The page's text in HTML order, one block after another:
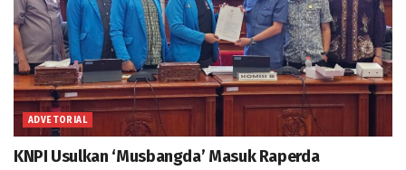
ADVETORIAL
KNPI Usulkan ‘Musbangda’ Masuk Raperda